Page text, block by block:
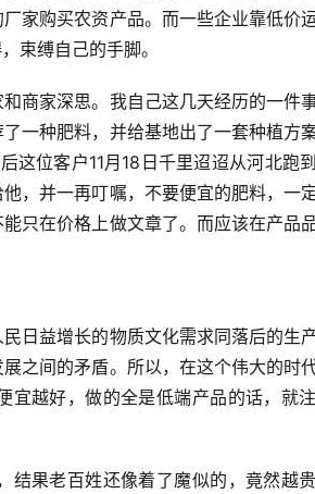
家购买农资产品。而一些企业靠低价
束缚自己的手脚。
商家深思。我自己这几天经历的一件
一种肥料，并给基地出了一套种植方
位客户11月18日千里迢迢从河北跑
，并一再叮嘱，不要便宜的肥料，一
只在价格上做文章了。而应该在产品
日益增长的物质文化需求同落后的生
之间的矛盾。所以，在这个伟大的时
越好，做的全是低端产品的话，就
果老百姓还像着了魔似的，竟然越